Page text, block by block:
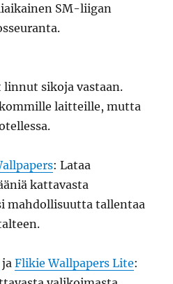
SM-liigan
linnut sikoja vastaan.
laitteille, mutta
: Lataa
kattavasta
mahdollisuutta tallentaa
jaFlikie Wallpapers Lite: